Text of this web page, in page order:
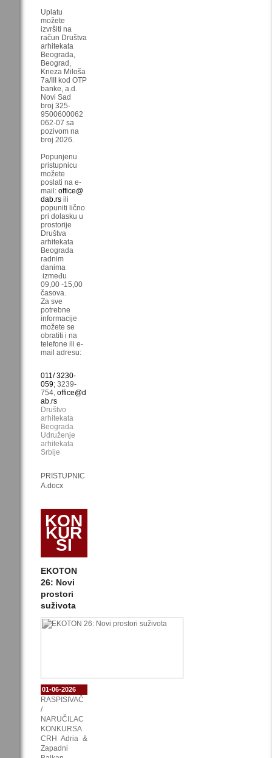
Uplatu
možete
izvršiti na
račun Društva
arhitekata
Beograda,
Beograd,
Kneza Miloša
7a/III kod OTP
banke, a.d.
Novi Sad
broj 325-
9500600062
062-07 sa
pozivom na
broj 2026.
Popunjenu
pristupnicu
možete
poslati na e-
mail: office@
dab.rs ili
popuniti lično
pri dolasku u
prostorije
Društva
arhitekata
Beograda
radnim
danima
između
09,00 -15,00
časova.
Za sve
potrebne
informacije
možete se
obratiti i na
telefone ili e-
mail adresu:
011/ 3230-
059; 3239-
754, office@d
ab.rs
Društvo
arhitekata
Beograda
Udruženje
arhitekata
Srbije
PRISTUPNIC
A.docx
KON
KUR
SI
EKOTON
26: Novi
prostori
suživota
01-06-2026
RASPISIVAČ
/
NARUČILAC
KONKURSA
CRH Adria &
Zapadni